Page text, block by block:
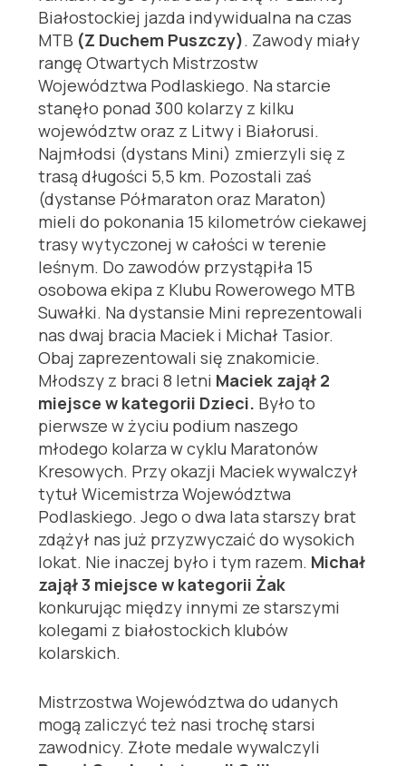
Białostockiej jazda indywidualna na czas
MTB (Z Duchem Puszczy). Zawody miały
rangę Otwartych Mistrzostw
Województwa Podlaskiego. Na starcie
stanęło ponad 300 kolarzy z kilku
województw oraz z Litwy i Białorusi.
Najmłodsi (dystans Mini) zmierzyli się z
trasą długości 5,5 km. Pozostali zaś
(dystanse Półmaraton oraz Maraton)
mieli do pokonania 15 kilometrów ciekawej
trasy wytyczonej w całości w terenie
leśnym. Do zawodów przystąpiła 15
osobowa ekipa z Klubu Rowerowego MTB
Suwałki. Na dystansie Mini reprezentowali
nas dwaj bracia Maciek i Michał Tasior.
Obaj zaprezentowali się znakomicie.
Młodszy z braci 8 letni Maciek zajął 2
miejsce w kategorii Dzieci. Było to
pierwsze w życiu podium naszego
młodego kolarza w cyklu Maratonów
Kresowych. Przy okazji Maciek wywalczył
tytuł Wicemistrza Województwa
Podlaskiego. Jego o dwa lata starszy brat
zdążył nas już przyzwyczaić do wysokich
lokat. Nie inaczej było i tym razem. Michał
zajął 3 miejsce w kategorii Żak
konkurując między innymi ze starszymi
kolegami z białostockich klubów
kolarskich.
Mistrzostwa Województwa do udanych
mogą zaliczyć też nasi trochę starsi
zawodnicy. Złote medale wywalczyli